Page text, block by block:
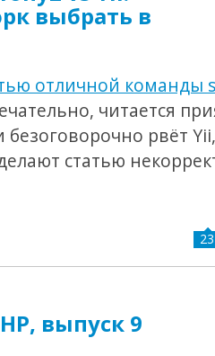
выбрать в
отличной команды
читается
безоговорочно рвёт
статью
выпуск 9